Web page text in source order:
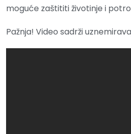
moguće zaštititi životinje i
Pažnja! Video sadrži